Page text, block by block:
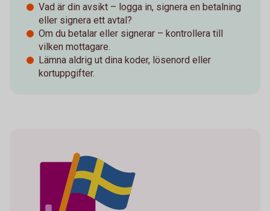
Vad är din avsikt – logga in, signera en betalning
eller signera ett avtal?
Om du betalar eller signerar – kontrollera till
vilken mottagare.
Lämna aldrig ut dina koder, lösenord eller
kortuppgifter.